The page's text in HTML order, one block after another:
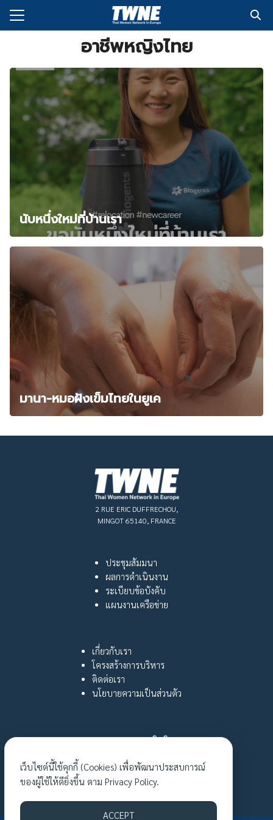
Skip
เรา
มพ์
อาชีพหญิงไทย
นับหนึ่งใหม่ที่บ้านเรา
มานา-หมอฝังเข็มไทยในยูเค
2 RUE ERIC DUFFRECHOU,
MINGOT 65140, FRANCE
ประชุมสัมมนา
ผลการดำเนินงาน
ระเบียบข้อบังคับ
แผนงานเครือข่าย
เกี่ยวกับเรา
โครงสร้างการบริหาร
ติดต่อเรา
นโยบายความเป็นส่วนตัว
กฎหมายและสิทธิ
เรื่องเล่าเงาชีวิต
กิจกรรมล่าสุด
เว็บไซต์นี้ใช้คุกกี้ (Cookies) เพื่อพัฒนาประสบการณ์
ของผู้ใช้ให้ดียิ่งขึ้น ตาม Privacy Policy.
ACCEPT